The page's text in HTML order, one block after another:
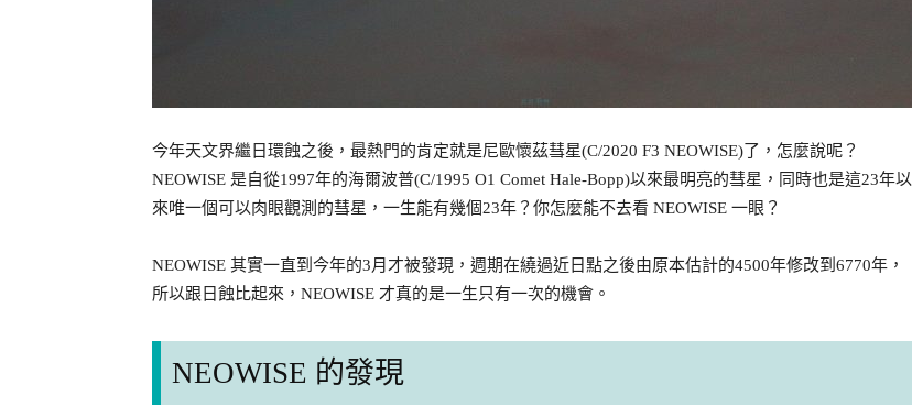
今年天文界繼日環蝕之後，最熱門的肯定就是尼歐懷茲彗星(C/2020 F3 NEOWISE)了，怎麼說呢？
NEOWISE 是自從1997年的海爾波普(C/1995 O1 Comet Hale-Bopp)以來最明亮的彗星，同時也是這23年以
來唯一個可以肉眼觀測的彗星，一生能有幾個23年？你怎麼能不去看 NEOWISE 一眼？
NEOWISE 其實一直到今年的3月才被發現，週期在繞過近日點之後由原本估計的4500年修改到6770年，
所以跟日蝕比起來，NEOWISE 才真的是一生只有一次的機會。
NEOWISE 的發現